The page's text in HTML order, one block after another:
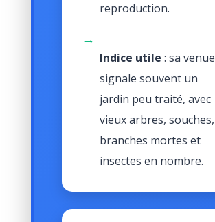
reproduction.
→
Indice utile : sa venue
signale souvent un
jardin peu traité, avec
vieux arbres, souches,
branches mortes et
insectes en nombre.